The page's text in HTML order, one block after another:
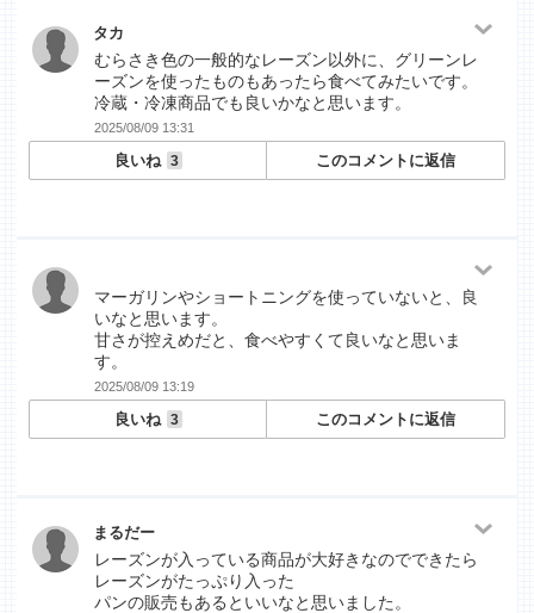
タカ
むらさき色の一般的なレーズン以外に、グリーンレ
ーズンを使ったものもあったら食べてみたいです。
冷蔵・冷凍商品でも良いかなと思います。
2025/08/09 13:31
良いね 3 このコメントに返信
マーガリンやショートニングを使っていないと、良
いなと思います。
甘さが控えめだと、食べやすくて良いなと思いま
す。
2025/08/09 13:19
良いね 3 このコメントに返信
まるだー
レーズンが入っている商品が大好きなのでできたら
レーズンがたっぷり入った
パンの販売もあるといいなと思いました。